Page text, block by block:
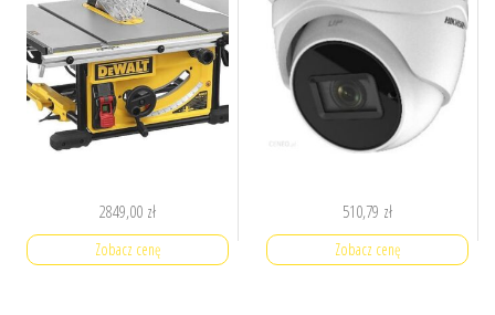
2849,00 zł
Zobacz cenę
510,79 zł
Zobacz cenę